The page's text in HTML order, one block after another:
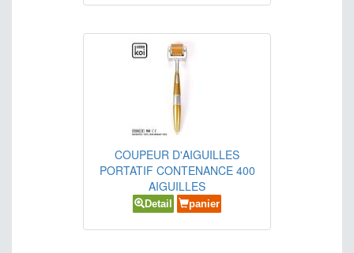
COUPEUR D'AIGUILLES
PORTATIF CONTENANCE 400
AIGUILLES
Detail panier